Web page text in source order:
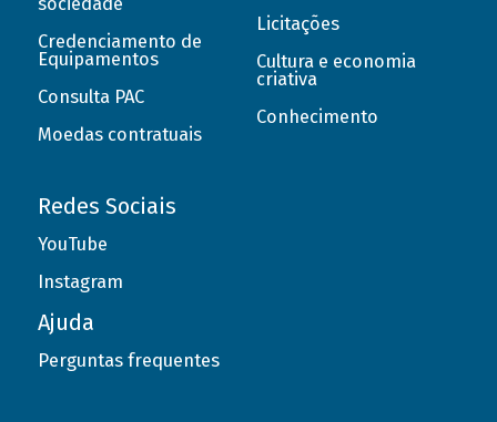
Credenciamento de
Equipamentos
Consulta PAC
Moedas contratuais
Licitações
Cultura e economia
criativa
Conhecimento
Redes Sociais
YouTube
Instagram
Ajuda
Perguntas frequentes